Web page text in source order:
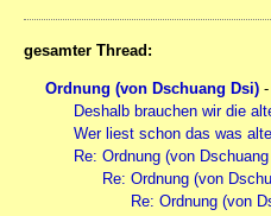
gesamter Thread:
Ordnung (von Dschuang Dsi) -
Deshalb brauchen wir die
Wer liest schon das was
Re: Ordnung (von
Re: Ordnung (von
Re: Ordnung (von